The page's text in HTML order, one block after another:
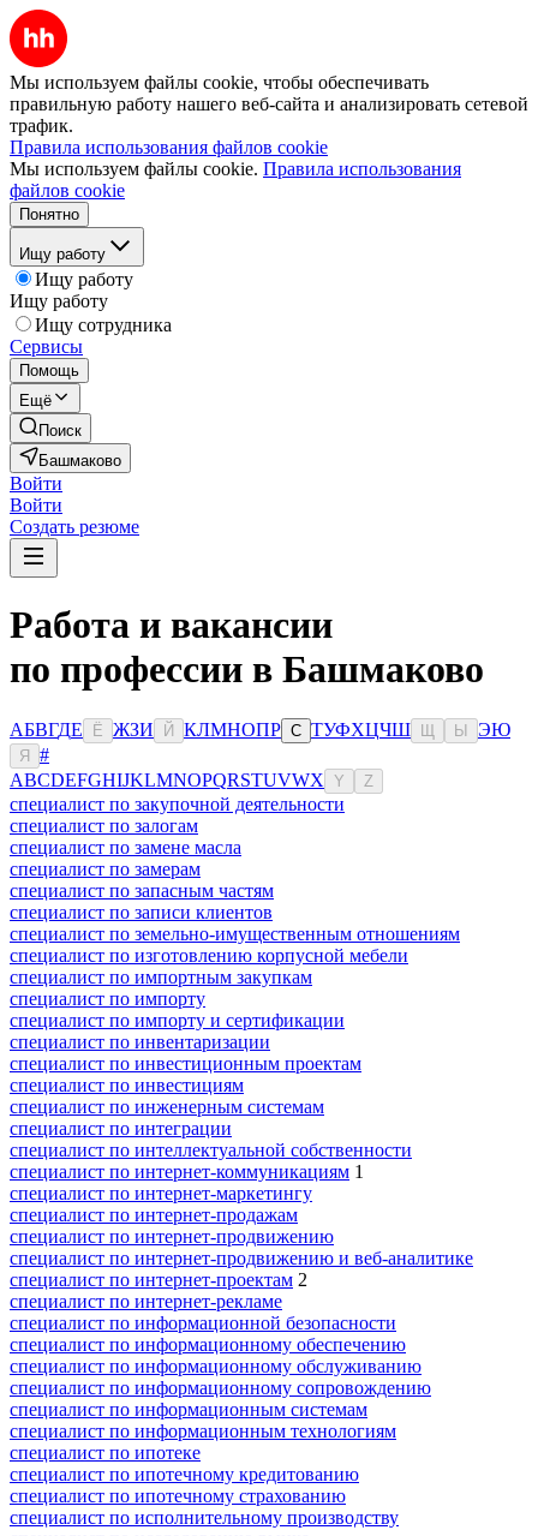
Мы используем файлы cookie, чтобы обеспечивать
правильную работу нашего веб-сайта и анализировать сетевой
трафик.
Правила использования файлов cookie
Мы используем файлы cookie. Правила использования
файлов cookie
Понятно
Ищу работу
Ищу работу
Ищу работу
Ищу сотрудника
Сервисы
Помощь
Ещё
Поиск
Башмаково
Войти
Войти
Создать резюме
Работа и вакансии
по профессии в Башмаково
АБВГДЕ Ё ЖЗИ Й КЛМНОПР С ТУФХЦЧШ Ы ЭЮ
Я
#
ABCDEFGHIJKLMNOPQRSTUVWX Y Z
специалист по закупочной деятельности
специалист по залогам
специалист по замене масла
специалист по замерам
специалист по запасным частям
специалист по записи клиентов
специалист по земельно-имущественным отношениям
специалист по изготовлению корпусной мебели
специалист по импортным закупкам
специалист по импорту
специалист по импорту и сертификации
специалист по инвентаризации
специалист по инвестиционным проектам
специалист по инвестициям
специалист по инженерным системам
специалист по интеграции
специалист по интеллектуальной собственности
специалист по интернет-коммуникациям 1
специалист по интернет-маркетингу
специалист по интернет-продажам
специалист по интернет-продвижению
специалист по интернет-продвижению и веб-аналитике
специалист по интернет-проектам 2
специалист по интернет-рекламе
специалист по информационной безопасности
специалист по информационному обеспечению
специалист по информационному обслуживанию
специалист по информационному сопровождению
специалист по информационным системам
специалист по информационным технологиям
специалист по ипотеке
специалист по ипотечному кредитованию
специалист по ипотечному страхованию
специалист по исполнительному производству